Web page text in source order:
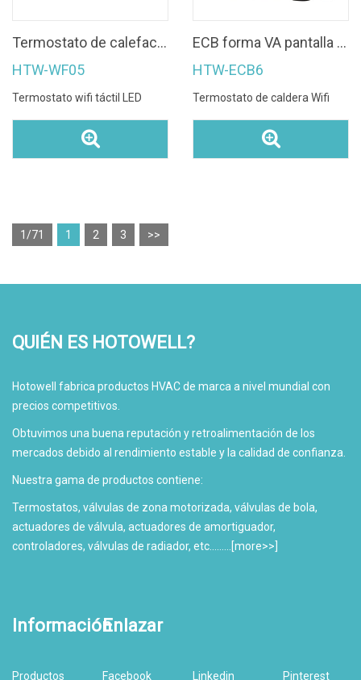
Termostato de calefacción programable wifi con pantalla táctil LED de funcionamiento con bloque deslizante
HTW-WF05
Termostato wifi táctil LED
ECB forma VA pantalla Smart Tuya Calefacción por suelo radiante Wifi Termostato de habitación
HTW-ECB6
Termostato de caldera Wifi
1/71 1 2 3 >>
QUIÉN ES HOTOWELL?
Hotowell fabrica productos HVAC de marca a nivel mundial con
precios competitivos.
Obtuvimos una buena reputación y retroalimentación de los
mercados debido al rendimiento estable y la calidad de confianza.
Nuestra gama de productos contiene:
Termostatos, válvulas de zona motorizada, válvulas de bola,
actuadores de válvula, actuadores de amortiguador,
controladores, válvulas de radiador, etc.........[more>>
Información
Productos
Enlazar
Facebook Linkedin Pinterest